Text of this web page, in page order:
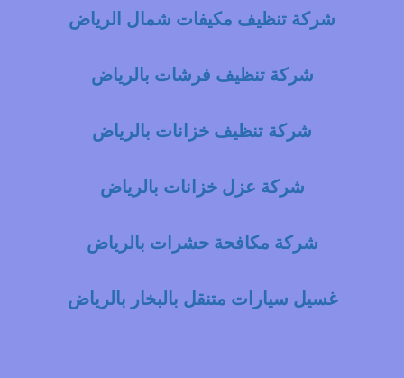
شركة تنظيف مكيفات شمال الرياض
شركة تنظيف فرشات بالرياض
شركة تنظيف خزانات بالرياض
شركة عزل خزانات بالرياض
شركة مكافحة حشرات بالرياض
غسيل سيارات متنقل بالبخار بالرياض